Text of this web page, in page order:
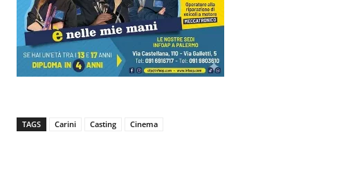
TAGS Carini Casting Cinema